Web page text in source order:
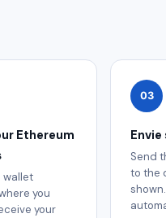
Ethereum
wallet
you
your
03
Envie
Send
to the